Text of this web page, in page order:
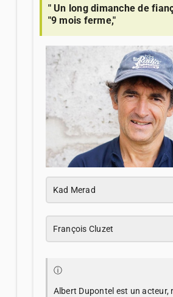
" Un long dimanche de
"9 mois ferme,"
Kad Merad
François Cluzet
ⓘ
Albert Dupontel est un